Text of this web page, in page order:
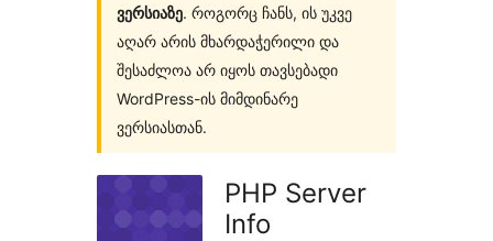
ვერსიაზე. როგორც ჩანს, ის უკვე
აღარ არის მხარდაჭერილი და
შესაძლოა არ იყოს თავსებადი
WordPress-ის მიმდინარე
ვერსიასთან.
PHP Server
Info